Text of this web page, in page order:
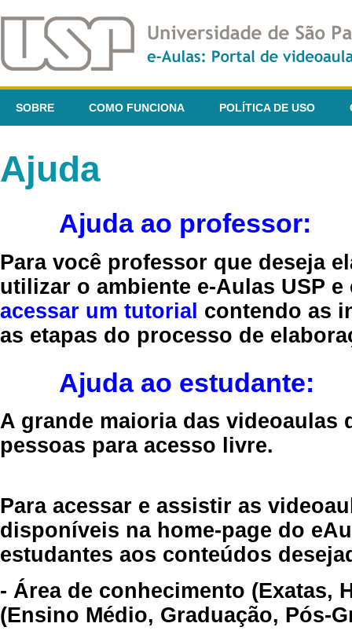
SOBRE COMO FUNCIONA POLÍTICA DE USO
Ajuda
Ajuda ao professor:
Para você professor que deseja
utilizar o ambiente e-Aulas USP
acessar um tutorial contendo as
as etapas do processo de
Ajuda ao estudante:
A grande maioria das videoaulas
pessoas para acesso livre.
Para acessar e assistir as
disponíveis na home-page do
estudantes aos conteúdos
- Área de conhecimento (Exatas,
(Ensino Médio, Graduação, Pós-